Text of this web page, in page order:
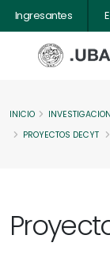
Ingresantes
INICIO INVESTIGACION
PROYECTOS DECYT